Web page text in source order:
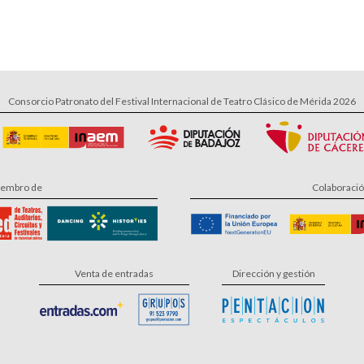
Consorcio Patronato del Festival Internacional de Teatro Clásico de Mérida 2026
de
Venta de entradas Dirección y gestión